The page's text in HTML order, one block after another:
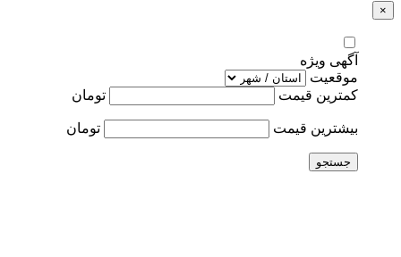
×
آگهی ویژه
موقعیت
کمترین قیمت
تومان
بیشترین قیمت تومان
جستجو